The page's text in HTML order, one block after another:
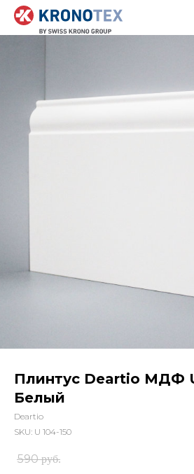
Плинтус Deartio МДФ
Белый
Deartio
SKU: U 104-150
590 руб.